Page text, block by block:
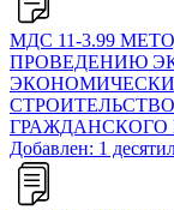
МДС 11-3.99
ПРОВЕДЕНИЮ
ГРАЖДАНСКОГО
Добавлен: 1